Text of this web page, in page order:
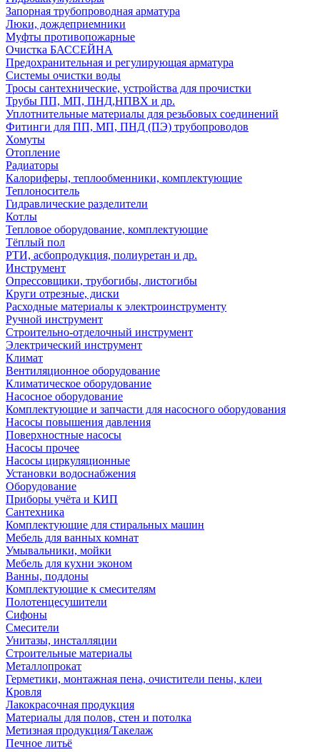
Запорная трубопроводная арматура
Люки, дождеприемники
Муфты противопожарные
Очистка БАССЕЙНА
Предохранительная и регулирующая арматура
Системы очистки воды
Тросы сантехнические, устройства для прочистки
Трубы ПП, МП, ПНД,НПВХ и др.
Уплотнительные материалы для резьбовых соединений
Фитинги для ПП, МП, ПНД (ПЭ) трубопроводов
Хомуты
Отопление
Радиаторы
Калориферы, теплообменники, комплектующие
Теплоноситель
Гидравлические разделители
Котлы
Тепловое оборудование, комплектующие
Тёплый пол
РТИ, асбопродукция, полиуретан и др.
Инструмент
Опрессовщики, трубогибы, листогибы
Круги отрезные, диски
Расходные материалы к электроинструменту
Ручной инструмент
Строительно-отделочный инструмент
Электрический инструмент
Климат
Вентиляционное оборудование
Климатическое оборудование
Насосное оборудование
Комплектующие и запчасти для насосного оборудования
Насосы повышения давления
Поверхностные насосы
Насосы прочее
Насосы циркуляционные
Установки водоснабжения
Оборудование
Приборы учёта и КИП
Сантехника
Комплектующие для стиральных машин
Мебель для ванных комнат
Умывальники, мойки
Мебель для кухни эконом
Ванны, поддоны
Комплектующие к смесителям
Полотенцесушители
Сифоны
Смесители
Унитазы, инсталляции
Строительные материалы
Металлопрокат
Герметики, монтажная пена, очистители пены, клеи
Кровля
Лакокрасочная продукция
Материалы для полов, стен и потолка
Метизная продукция/Такелаж
Печное литьё